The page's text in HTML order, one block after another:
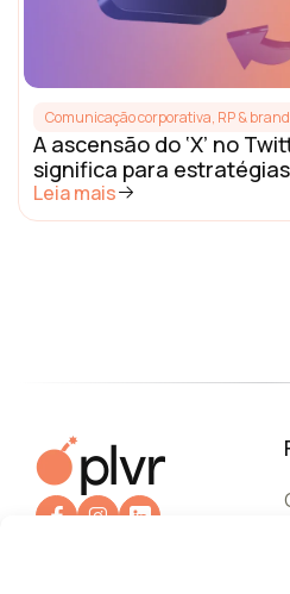
Comunicação corporativa, RP &
A ascensão do ‘X’ no
significa para
Leia mais